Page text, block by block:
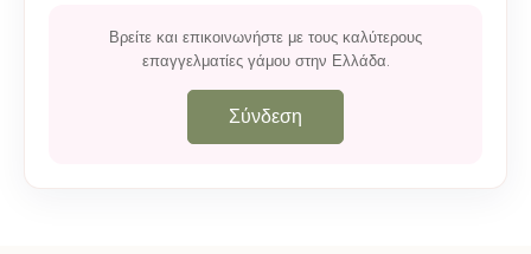
Βρείτε και επικοινωνήστε με τους καλύτερους
επαγγελματίες γάμου στην Ελλάδα.
Σύνδεση